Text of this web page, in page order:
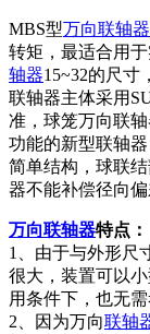
MBS型万向联轴器
转矩，最适合用
轴器15~32的尺寸
联轴器主体采用
准，球笼万向联
功能的新型联轴
简单结构，球联
器不能补偿径向偏
万向联轴器特点：
1、由于与外形尺
很大，装置可以
用条件下，也无
2、因为万向联轴